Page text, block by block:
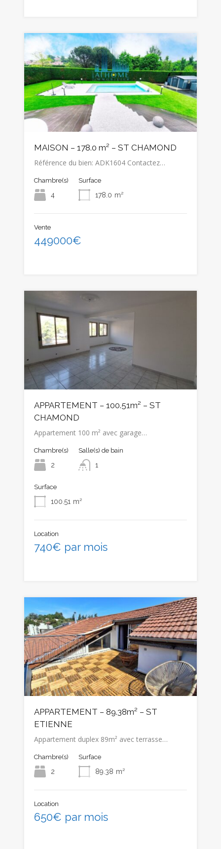
MAISON – 178.0 m² – ST CHAMOND
Référence du bien: ADK1604 Contactez…
Chambre(s)
4
Surface
178.0 m²
Vente
449000€
APPARTEMENT – 100.51m² – ST
CHAMOND
Appartement 100 m² avec garage…
Chambre(s)
2
Salle(s) de bain
1
Surface
100.51 m²
Location
740€ par mois
APPARTEMENT – 89.38m² – ST
ETIENNE
Appartement duplex 89m² avec terrasse…
Chambre(s)
2
Surface
89.38 m²
Location
650€ par mois